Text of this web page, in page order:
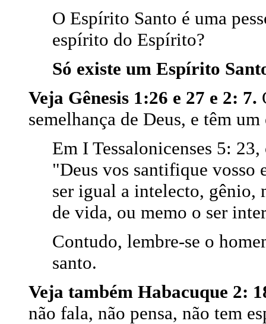
O Espírito Santo é uma
espírito do Espírito?
Só existe um Espírito
Veja Gênesis 1:26 e 27 e 2: 7.
semelhança de Deus, e têm
Em I Tessalonicenses 5:
"Deus vos santifique vosso
ser igual a intelecto, gênio,
de vida, ou memo o ser
Contudo, lembre-se o
santo.
Veja também Habacuque 2:
não fala, não pensa, não tem